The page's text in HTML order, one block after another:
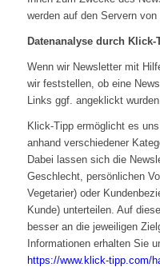
werden auf den Servern
Datenanalyse durch Klick-
Wenn wir Newsletter mit
wir feststellen, ob eine
Links ggf. angeklickt
Klick-Tipp ermöglicht es
anhand verschiedener
Dabei lassen sich die
Geschlecht, persönlichen
Vegetarier) oder
Kunde) unterteilen. Auf
besser an die jeweiligen
Informationen erhalten Sie
https://www.klick-tipp.com/